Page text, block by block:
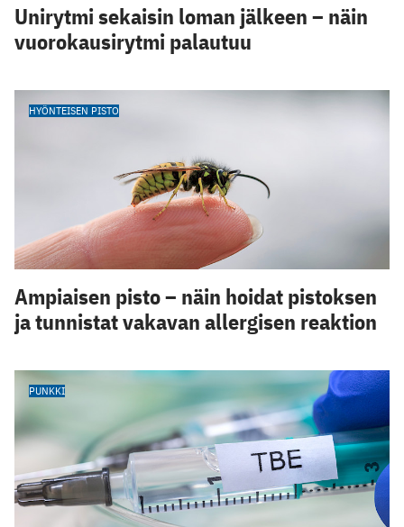
Unirytmi sekaisin loman jälkeen – näin
vuorokausirytmi palautuu
HYÖNTEISEN PISTO
Ampiaisen pisto – näin hoidat pistoksen
ja tunnistat vakavan allergisen reaktion
PUNKKI